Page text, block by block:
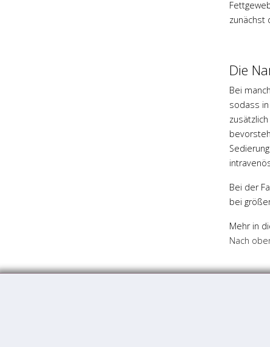
zunächst
Die
Bei
sodass
Bei der
bei
Mehr in
Nach